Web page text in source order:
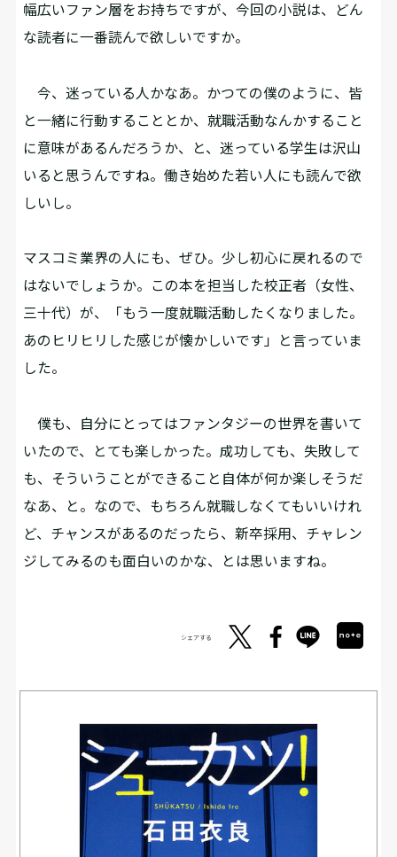
――幅広いファン層をお持ちですが、今回の小説は、どん
な読者に一番読んで欲しいですか。
今、迷っている人かなあ。かつての僕のように、皆
と一緒に行動することとか、就職活動なんかすること
に意味があるんだろうか、と、迷っている学生は沢山
いると思うんですね。働き始めた若い人にも読んで欲
しいし。
――マスコミ業界の人にも、ぜひ。少し初心に戻れるので
はないでしょうか。この本を担当した校正者（女性、
三十代）が、「もう一度就職活動したくなりました。
あのヒリヒリした感じが懐かしいです」と言っていま
した。
僕も、自分にとってはファンタジーの世界を書いて
いたので、とても楽しかった。成功しても、失敗して
も、そういうことができること自体が何か楽しそうだ
なあ、と。なので、もちろん就職しなくてもいいけれ
ど、チャンスがあるのだったら、新卒採用、チャレン
ジしてみるのも面白いのかな、とは思いますね。
シェアする